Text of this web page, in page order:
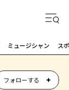
ミュージシャン ス
フォローする